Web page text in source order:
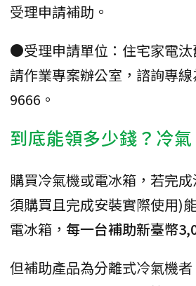
受理申請補助。
●受理申請單位：住宅家電汰
請作業專案辦公室，諮詢專
9666。
到底能領多少錢？冷
購買冷氣機或電冰箱，若完
須購買且完成安裝實際使用)
電冰箱， 每一台補助新臺幣
但補助產品為分離式冷氣機